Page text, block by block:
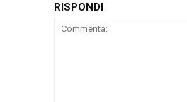
RISPONDI